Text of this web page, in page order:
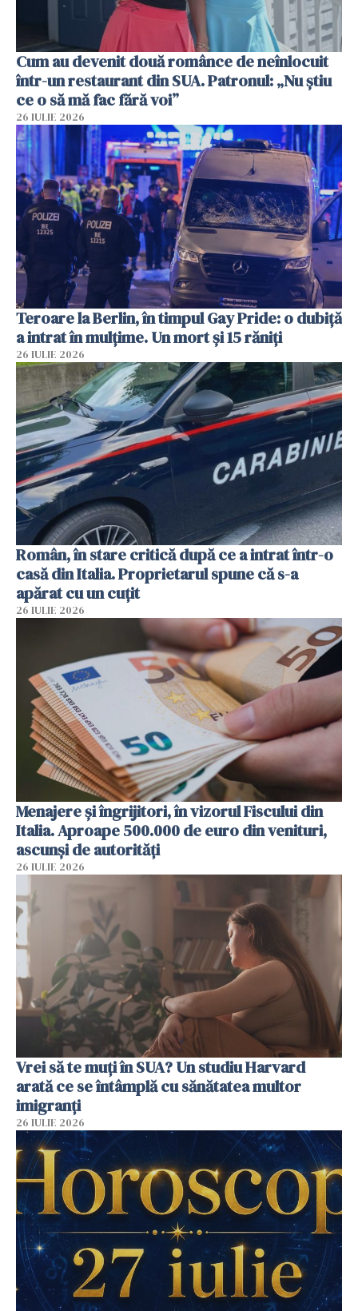
Cum au devenit două românce de neînlocuit
într-un restaurant din SUA. Patronul: „Nu știu
ce o să mă fac fără voi”
26 IULIE 2026
Teroare la Berlin, în timpul Gay Pride: o dubiță
a intrat în mulțime. Un mort și 15 răniți
26 IULIE 2026
Român, în stare critică după ce a intrat într-o
casă din Italia. Proprietarul spune că s-a
apărat cu un cuțit
26 IULIE 2026
Menajere și îngrijitori, în vizorul Fiscului din
Italia. Aproape 500.000 de euro din venituri,
ascunși de autorități
26 IULIE 2026
Vrei să te muți în SUA? Un studiu Harvard
arată ce se întâmplă cu sănătatea multor
imigranți
26 IULIE 2026